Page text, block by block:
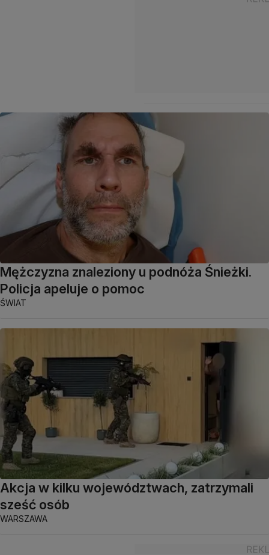
Mężczyzna znaleziony u podnóża Śnieżki.
Policja apeluje o pomoc
ŚWIAT
Akcja w kilku województwach, zatrzymali
sześć osób
WARSZAWA